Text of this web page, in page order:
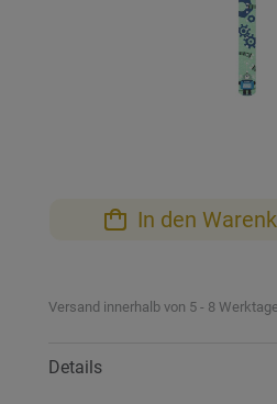
springen
In den
Versand innerhalb von 5 - 8 Werktage
Details